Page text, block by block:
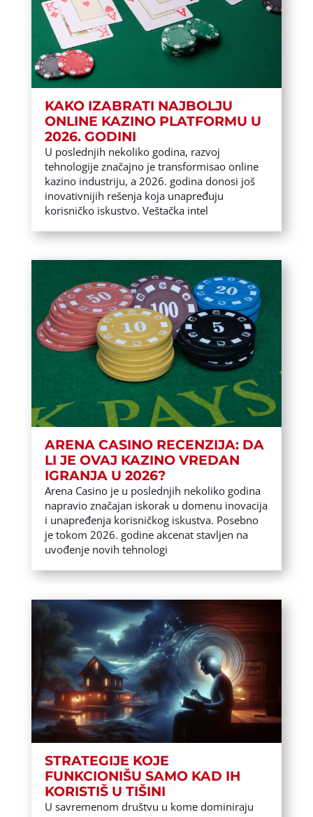
KAKO IZABRATI NAJBOLJU
ONLINE KAZINO PLATFORMU U
2026. GODINI
U poslednjih nekoliko godina, razvoj
tehnologije značajno je transformisao online
kazino industriju, a 2026. godina donosi još
inovativnijih rešenja koja unapređuju
korisničko iskustvo. Veštačka intel
ARENA CASINO RECENZIJA: DA
LI JE OVAJ KAZINO VREDAN
IGRANJA U 2026?
Arena Casino je u poslednjih nekoliko godina
napravio značajan iskorak u domenu inovacija
i unapređenja korisničkog iskustva. Posebno
je tokom 2026. godine akcenat stavljen na
uvođenje novih tehnologi
STRATEGIJE KOJE
FUNKCIONIŠU SAMO KAD IH
KORISTIŠ U TIŠINI
U savremenom društvu u kome dominiraju